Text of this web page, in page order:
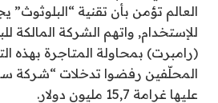
العالم تؤمن بأن تقنية
للإستخدام, واتهم الشركة المالكة
(رامبرت) بمحاولة المتاجرة بهذه
المحلّفين رفضوا تدخلات “شركة
عليها غرامة 15,7 مليون دولار.